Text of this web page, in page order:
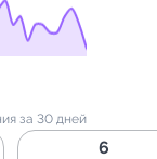
за 30 дней
6